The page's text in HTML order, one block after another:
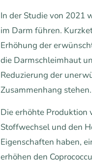
In der Studie von 2021
im Darm führen.
Erhöhung der
die Darmschleimhaut
Reduzierung der
Zusammenhang stehen.
Die erhöhte Produktion
Stoffwechsel und den
Eigenschaften haben,
erhöhen den